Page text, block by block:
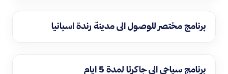
برنامج مختصر للوصول الى مدينة رندة اسبانيا
برنامج سياحي الى جاكرتا لمدة 5 ايام